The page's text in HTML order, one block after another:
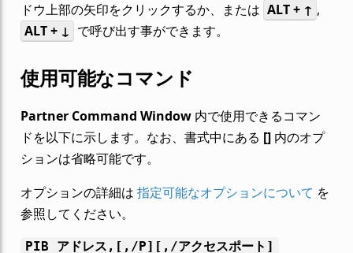
ドウ上部の矢印をクリックするか、または ALT+ ↑ ,
ALT+ ↓ で呼び出す事ができます。
使用可能なコマンド
Partner Command Window内で使用できるコマン
ドを以下に示します。なお、書式中にある []内のオプ
ションは省略可能です。
オプションの詳細は 指定可能なオプションについて を
参照してください。
PIB アドレス,[,/P][,/アクセスポート]